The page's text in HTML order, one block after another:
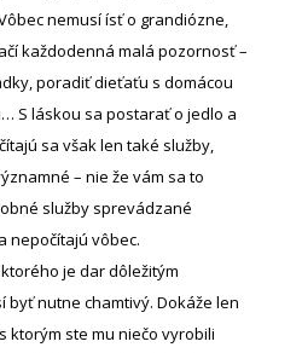
nemusí ísť o grandiózne,
každodenná malá pozornosť –
poradiť dieťaťu s domácou
S láskou sa postarať o jedlo a
sa však len také služby,
– nie že vám sa to
služby sprevádzané
nepočítajú vôbec.
je dar dôležitým
byť nutne chamtivý. Dokáže len
ktorým ste mu niečo vyrobili